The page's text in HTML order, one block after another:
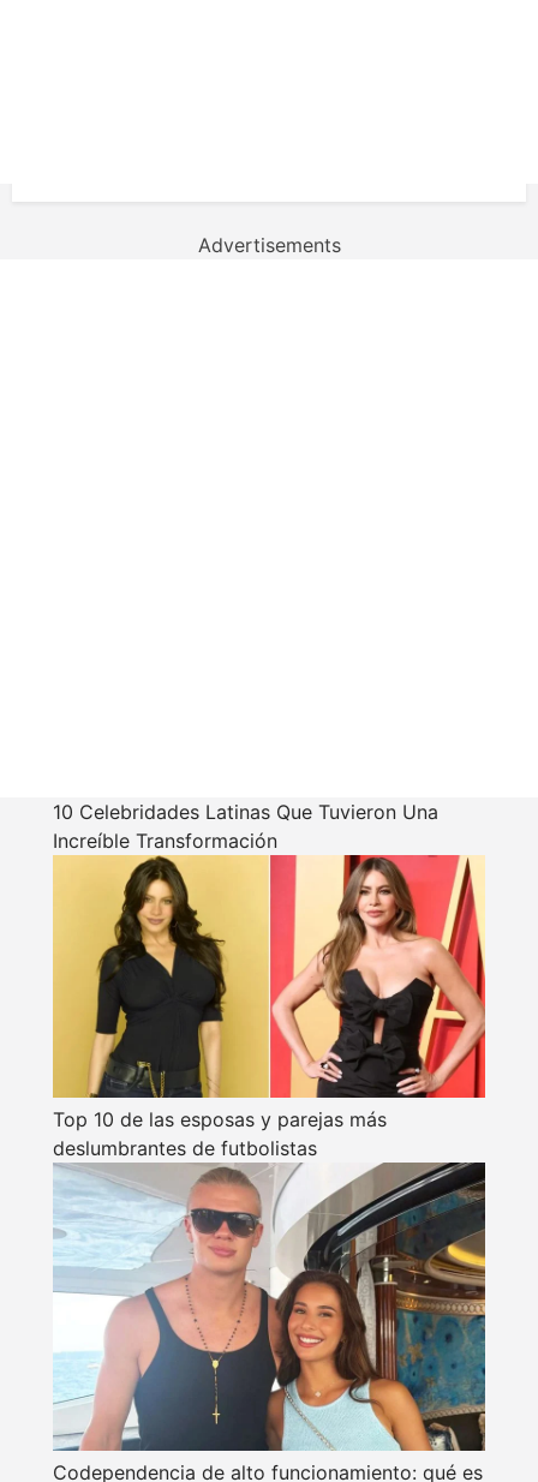
Advertisements
10 Celebridades Latinas Que Tuvieron Una
Increíble Transformación
Top 10 de las esposas y parejas más
deslumbrantes de futbolistas
Codependencia de alto funcionamiento: qué es